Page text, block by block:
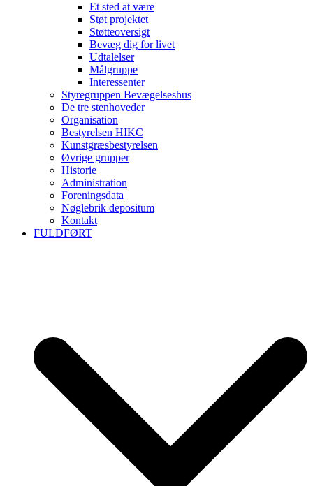
Et sted at være
Støt projektet
Støtteoversigt
Bevæg dig for livet
Udtalelser
Målgruppe
Interessenter
Styregruppen Bevægelseshus
De tre stenhoveder
Organisation
Bestyrelsen HIKC
Kunstgræsbestyrelsen
Øvrige grupper
Historie
Administration
Foreningsdata
Nøglebrik depositum
Kontakt
FULDFØRT